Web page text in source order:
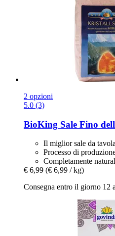
2 opzioni
5.0 (3)
BioKing Sale Fino
Il miglior sale da tavola
Processo di
Completamente
€ 6,99 (€ 6,99 / kg)
Consegna entro il giorno 12